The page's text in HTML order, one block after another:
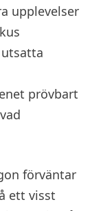
upplevelser
prövbart
förväntar
ett visst